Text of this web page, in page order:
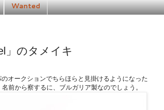
Wanted
」のタメイキ
オークションでちらほらと見掛けるようになった
前から察するに、ブルガリア製なのでしょう。